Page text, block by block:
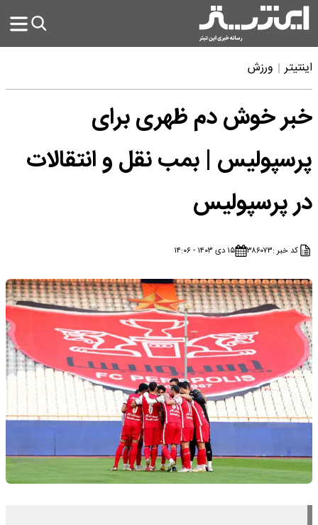
اینتیتر ورزش
خبر خوش دم ظهری برای
پرسپولیس | بمب نقل و انتقالات
در پرسپولیس
کد خبر :۳۸۶۰۷۳ ۱۵ دی ۱۴۰۳ - ۱۴:۰۶